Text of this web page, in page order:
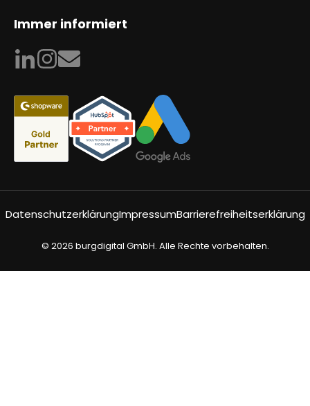
Immer informiert
© 2026 burgdigital GmbH. Alle Rechte vorbehalten.
DatenschutzerklärungImpressumBarrierefreiheitserklärung